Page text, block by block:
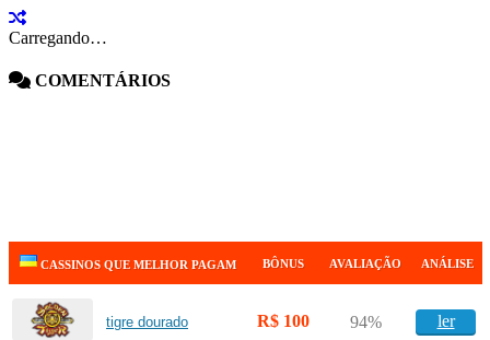
Carregando…
COMENTÁRIOS
CASSINOS QUE MELHOR PAGAM BÔNUS AVALIAÇÃO ANÁLISE
tigre dourado R$ 100 94% ler